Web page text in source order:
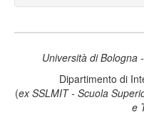
Università di Bologna
Dipartimento di
(ex SSLMIT - Scuola
e